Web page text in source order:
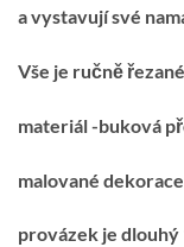
a vystavují své
Vše je ručně
materiál -buková
malované
provázek je dlouhý